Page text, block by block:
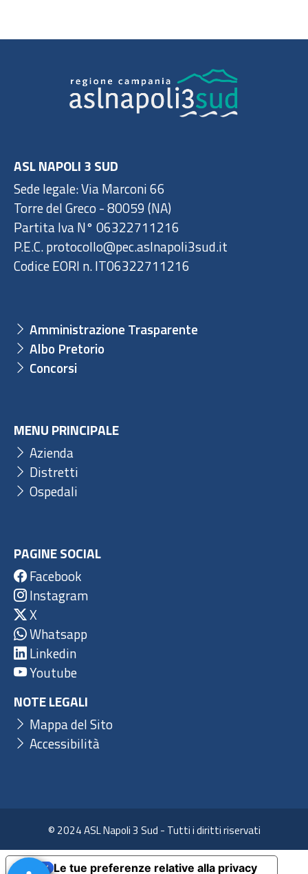
ASL NAPOLI 3 SUD
Sede legale: Via Marconi 66
Torre del Greco - 80059 (NA)
Partita Iva N° 06322711216
P.E.C. protocollo@pec.aslnapoli3sud.it
Codice EORI n. IT06322711216
Amministrazione Trasparente
Albo Pretorio
Concorsi
MENU PRINCIPALE
Azienda
Distretti
Ospedali
PAGINE SOCIAL
Facebook
Instagram
X
Whatsapp
Linkedin
Youtube
NOTE LEGALI
Mappa del Sito
Accessibilità
© 2024 ASL Napoli 3 Sud - Tutti i diritti riservati
Le tue preferenze relative alla privacy